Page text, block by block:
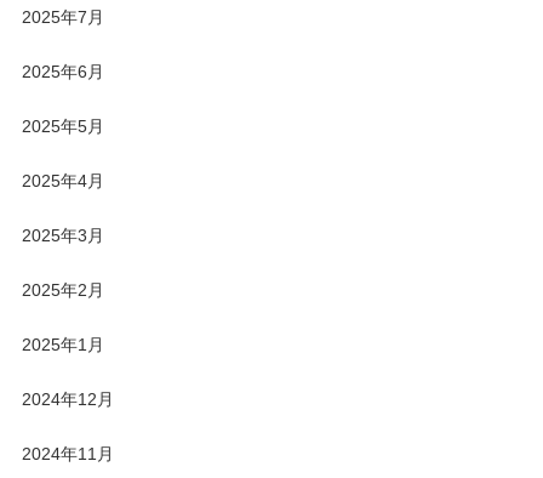
2025年7月
2025年6月
2025年5月
2025年4月
2025年3月
2025年2月
2025年1月
2024年12月
2024年11月